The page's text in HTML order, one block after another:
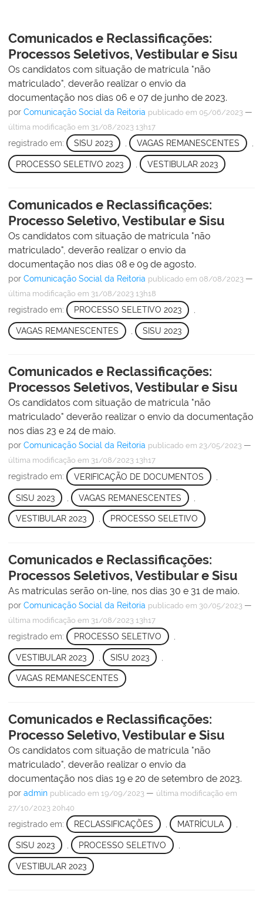
Comunicados e Reclassificações:
Processos Seletivos, Vestibular e Sisu
Os candidatos com situação de matrícula "não
matriculado", deverão realizar o envio da
documentação nos dias 06 e 07 de junho de 2023.
por Comunicação Social da Reitoria publicado em 05/06/2023 —
última modificação em 31/08/2023 13h17
registrado em: SISU 2023 VAGAS REMANESCENTES
PROCESSO SELETIVO 2023 VESTIBULAR 2023
Comunicados e Reclassificações:
Processo Seletivo, Vestibular e Sisu
Os candidatos com situação de matrícula "não
matriculado", deverão realizar o envio da
documentação nos dias 08 e 09 de agosto.
por Comunicação Social da Reitoria publicado em 08/08/2023 —
última modificação em 31/08/2023 13h18
registrado em: PROCESSO SELETIVO 2023 ,
VAGAS REMANESCENTES SISU 2023
Comunicados e Reclassificações:
Processos Seletivos, Vestibular e Sisu
Os candidatos com situação de matrícula "não
matriculado" deverão realizar o envio da documentação
nos dias 23 e 24 de maio.
por Comunicação Social da Reitoria publicado em 23/05/2023 —
última modificação em 31/08/2023 13h17
registrado em: VERIFICAÇÃO DE DOCUMENTOS
SISU 2023 VAGAS REMANESCENTES
VESTIBULAR 2023 , PROCESSO SELETIVO
Comunicados e Reclassificações:
Processos Seletivos, Vestibular e Sisu
As matrículas serão on-line, nos dias 30 e 31 de maio.
por Comunicação Social da Reitoria publicado em 30/05/2023 —
última modificação em 31/08/2023 13h17
registrado em: PROCESSO SELETIVO
VESTIBULAR 2023 SISU 2023
VAGAS REMANESCENTES
Comunicados e Reclassificações:
Processo Seletivo, Vestibular e Sisu
Os candidatos com situação de matrícula "não
matriculado", deverão realizar o envio da
documentação nos dias 19 e 20 de setembro de 2023.
por admin publicado em 19/09/2023 — última modificação em
27/10/2023 20h40
registrado em: RECLASSIFICAÇÕES MATRÍCULA
SISU 2023 PROCESSO SELETIVO
VESTIBULAR 2023